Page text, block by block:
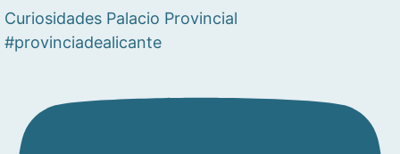
Curiosidades Palacio Provincial
#provinciadealicante